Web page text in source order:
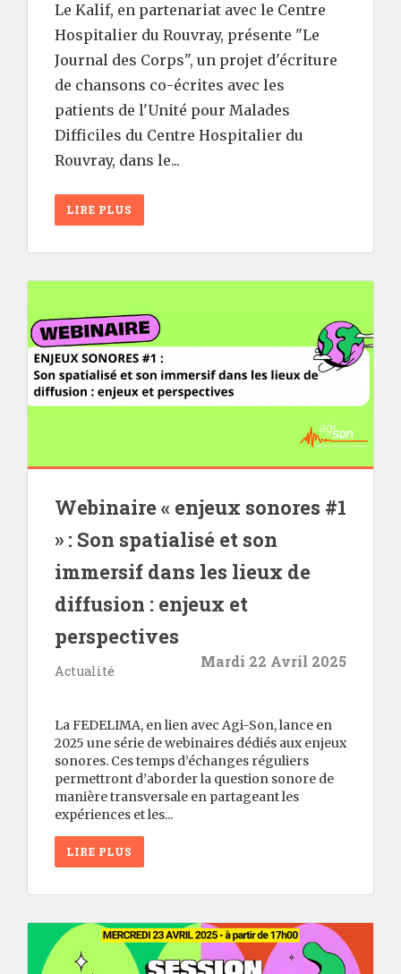
Le Kalif, en partenariat avec le Centre
Hospitalier du Rouvray, présente "Le
Journal des Corps", un projet d'écriture
de chansons co-écrites avec les
patients de l'Unité pour Malades
Difficiles du Centre Hospitalier du
Rouvray, dans le...
LIRE PLUS
Webinaire « enjeux sonores #1
» : Son spatialisé et son
immersif dans les lieux de
diffusion : enjeux et
perspectives
Actualité
Mardi 22 Avril 2025
La FEDELIMA, en lien avec Agi-Son, lance en
2025 une série de webinaires dédiés aux enjeux
sonores. Ces temps d’échanges réguliers
permettront d’aborder la question sonore de
manière transversale en partageant les
expériences et les...
LIRE PLUS